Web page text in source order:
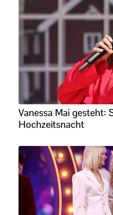
Vanessa Mai gesteht:
Hochzeitsnacht